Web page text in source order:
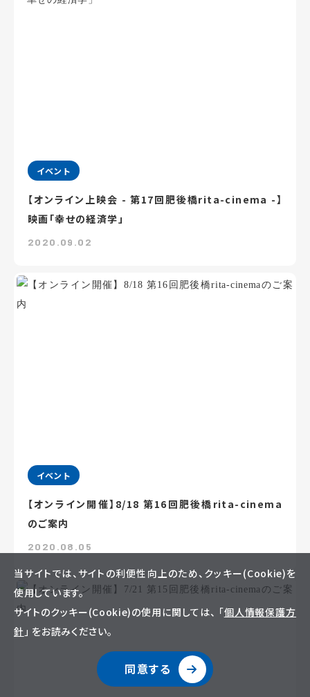
イベント
【オンライン上映会 - 第17回肥後橋rita-cinema -】
映画「幸せの経済学」
2020.09.02
イベント
【オンライン開催】8/18 第16回肥後橋rita-cinema
のご案内
2020.08.05
当サイトでは、サイトの利便性向上のため、クッキー(Cookie)を
使用しています。
サイトのクッキー(Cookie)の使用に関しては、 「個人情報保護方
針」 をお読みください。
同意する